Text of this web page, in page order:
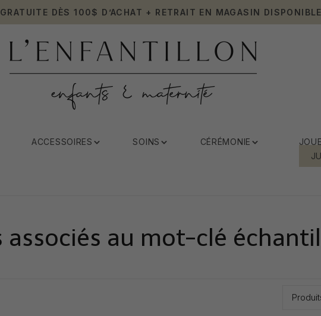
DÈS 100$ D’ACHAT + RETRAIT EN MAGASIN DISPONIBLE
ACCESSOIRES SOINS CÉRÉMONIE
associés au mot-clé